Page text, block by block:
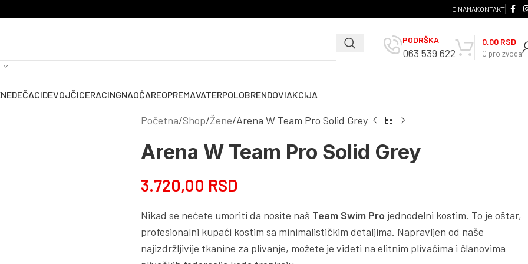
O NAMAKONTAKT
PODRŠKA
063 539 622 0 proizvoda
0,00 RSD
DEČACIDEVOJČICERACINGNAOČAREOPREMAVATERPOLOBRENDOVIAKCIJA
Početna Shop Žene Arena W Team Pro Solid Grey
Arena W Team Pro Solid Grey
3.720,00 RSD
Nikad se nećete umoriti da nosite naš Team Swim Pro jednodelni kostim. To je oštar,
profesionalni kupaći kostim sa minimalističkim detaljima. Napravljen od naše
najizdržljivije tkanine za plivanje, možete je videti na elitnim plivačima i članovima